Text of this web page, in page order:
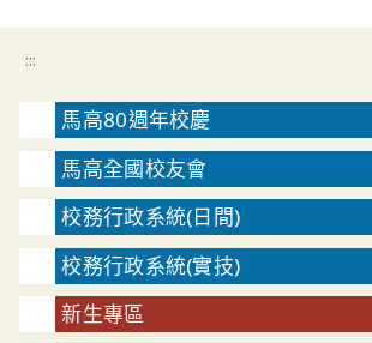
:::
馬高80週年校慶
馬高全國校友會
校務行政系統(日間)
校務行政系統(實技)
新生專區